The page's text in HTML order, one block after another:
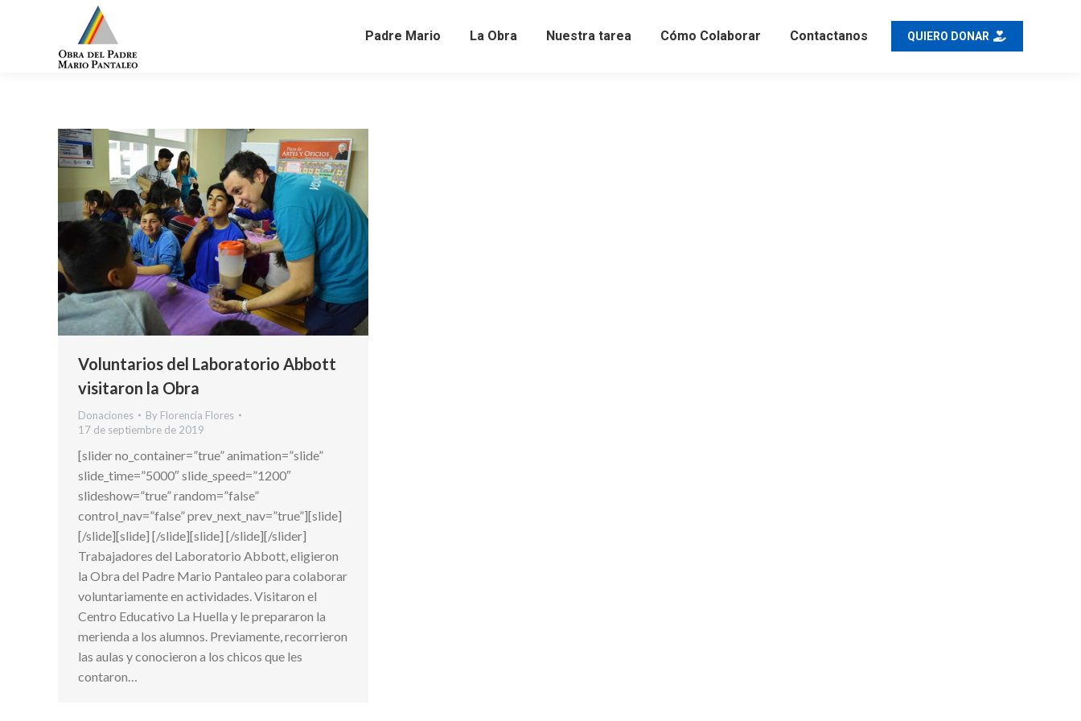
Padre Mario La Obra Nuestra tarea Cómo Colaborar Contactanos QUIERO DONAR
Voluntarios del Laboratorio Abbott
visitaron la Obra
Donaciones By Florencia Flores
17 de septiembre de 2019
[slider no_container=”true” animation=”slide”
slide_time=”5000″ slide_speed=”1200″
slideshow=”true” random=”false”
control_nav=”false” prev_next_nav=”true”][slide]
[/slide][slide] [/slide][slide] [/slide][/slider]
Trabajadores del Laboratorio Abbott, eligieron
la Obra del Padre Mario Pantaleo para colaborar
voluntariamente en actividades. Visitaron el
Centro Educativo La Huella y le prepararon la
merienda a los alumnos. Previamente, recorrieron
las aulas y conocieron a los chicos que les
contaron…